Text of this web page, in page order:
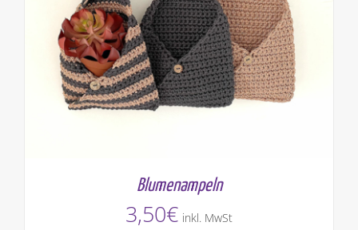
Blumenampeln
3,50€ inkl. MwSt